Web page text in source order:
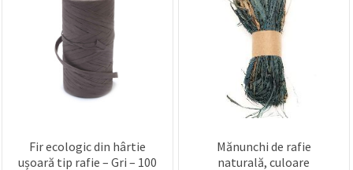
Fir ecologic din hârtie
ușoară tip rafie – Gri – 100
Mănunchi de rafie
naturală, culoare